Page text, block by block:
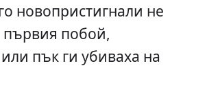
новопристигнали не
побой,
пък ги убиваха на